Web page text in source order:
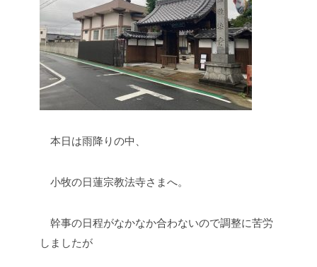
本日は雨降りの中、
小牧の日蓮宗教法寺さまへ。
幹事の日程がなかなか合わないので調整に苦労
しましたが